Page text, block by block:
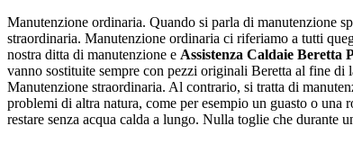
Manutenzione ordinaria. Quando si parla di manutenzione
straordinaria. Manutenzione ordinaria ci riferiamo a tutti
nostra ditta di manutenzione e Assistenza Caldaie Beretta
vanno sostituite sempre con pezzi originali Beretta al fine di
Manutenzione straordinaria. Al contrario, si tratta di
problemi di altra natura, come per esempio un guasto o
restare senza acqua calda a lungo. Nulla toglie che